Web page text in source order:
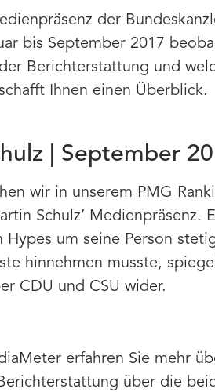
der
bis September 2017
Berichterstattung und
Ihnen einen Überblick.
| September
wir in unserem PMG
Schulz’ Medienpräsenz.
um seine Person
hinnehmen musste,
CDU und CSU wider.
erfahren Sie mehr
über die